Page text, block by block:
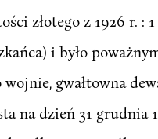
złotego z 1926 r. :
i było
wojnie, gwałtowna
na dzień 31 grudnia